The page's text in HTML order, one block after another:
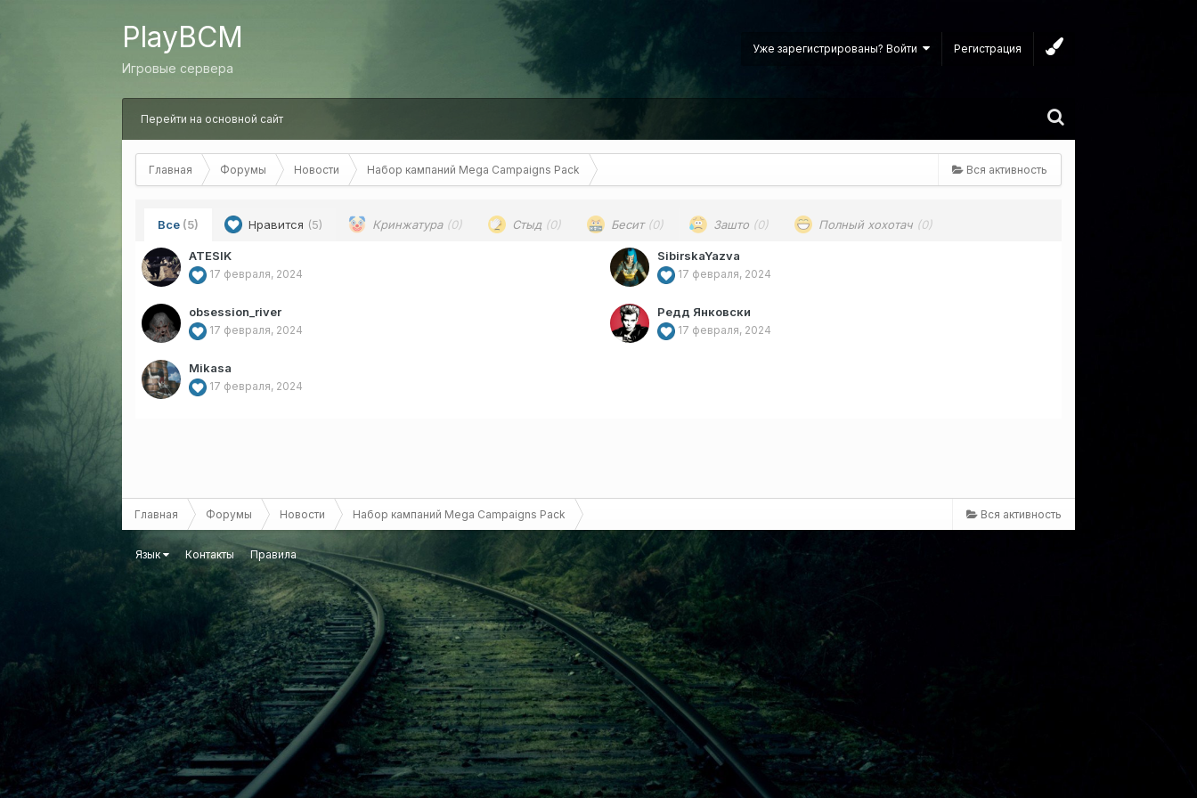
PlayBCM
Игровые сервера
Уже зарегистрированы? Войти Регистрация
Перейти на основной сайт
Вся активность
Главная Форумы Новости Набор кампаний Mega Campaigns Pack
Все (5) Нравится (5) Кринжатура (0) Стыд (0) Бесит (0) Зашто (0) Полный хохотач (0)
ATESIK
17 февраля, 2024
SibirskaYazva
17 февраля, 2024
obsession_river
17 февраля, 2024
Редд Янковски
17 февраля, 2024
Mikasa
17 февраля, 2024
Вся активность
Главная Форумы Новости Набор кампаний Mega Campaigns Pack
Язык Контакты Правила